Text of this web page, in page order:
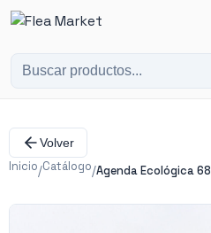
Volver
Inicio/Catálogo/Agenda Ecológica 68